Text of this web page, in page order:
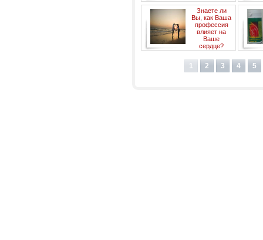
Анималотерапия
Знаете ли
Bы, как Ваша
профессия
влияет на
Ваше
сердце?
1 2 3 4 5